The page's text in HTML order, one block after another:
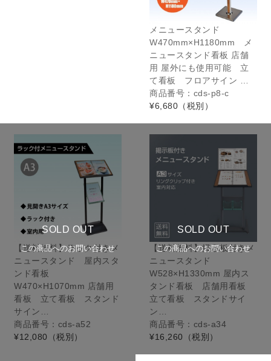
メニュースタンド
W470mm×H1180mm メ
ニュースタンド看板 店舗
用 屋外にも使用可能 立
て看板 フロアサイン …
商品番号：cds-p8-c
¥6,680 （税別）
SOLD OUT
この商品へのお問い合わせ
【送料無料】ラック付きメ
ニュースタンド 屋内スタ
ンド看板
W470×H1070mm 店舗用
看板 立て看板 スタンド
サイン…
商品番号：cds-a52
¥12,080 （税別）
SOLD OUT
この商品へのお問い合わせ
【送料無料】掲示板付きメ
ニュースタンド
W528×H1330mm 屋内ス
タンド看板 店舗用看板
立て看板 スタンドサイ
ン…
商品番号：cds-a34
¥16,260 （税別）